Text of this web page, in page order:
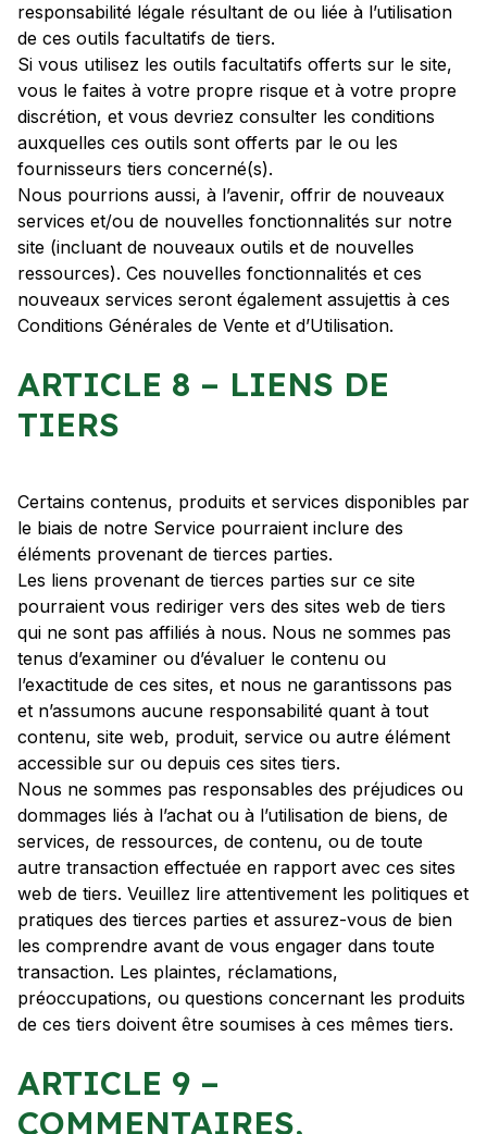
responsabilité légale résultant de ou liée à l’utilisation
de ces outils facultatifs de tiers.
Si vous utilisez les outils facultatifs offerts sur le site,
vous le faites à votre propre risque et à votre propre
discrétion, et vous devriez consulter les conditions
auxquelles ces outils sont offerts par le ou les
fournisseurs tiers concerné(s).
Nous pourrions aussi, à l’avenir, offrir de nouveaux
services et/ou de nouvelles fonctionnalités sur notre
site (incluant de nouveaux outils et de nouvelles
ressources). Ces nouvelles fonctionnalités et ces
nouveaux services seront également assujettis à ces
Conditions Générales de Vente et d’Utilisation.
ARTICLE 8 – LIENS DE
TIERS
Certains contenus, produits et services disponibles par
le biais de notre Service pourraient inclure des
éléments provenant de tierces parties.
Les liens provenant de tierces parties sur ce site
pourraient vous rediriger vers des sites web de tiers
qui ne sont pas affiliés à nous. Nous ne sommes pas
tenus d’examiner ou d’évaluer le contenu ou
l’exactitude de ces sites, et nous ne garantissons pas
et n’assumons aucune responsabilité quant à tout
contenu, site web, produit, service ou autre élément
accessible sur ou depuis ces sites tiers.
Nous ne sommes pas responsables des préjudices ou
dommages liés à l’achat ou à l’utilisation de biens, de
services, de ressources, de contenu, ou de toute
autre transaction effectuée en rapport avec ces sites
web de tiers. Veuillez lire attentivement les politiques et
pratiques des tierces parties et assurez-vous de bien
les comprendre avant de vous engager dans toute
transaction. Les plaintes, réclamations,
préoccupations, ou questions concernant les produits
de ces tiers doivent être soumises à ces mêmes tiers.
ARTICLE 9 –
COMMENTAIRES,